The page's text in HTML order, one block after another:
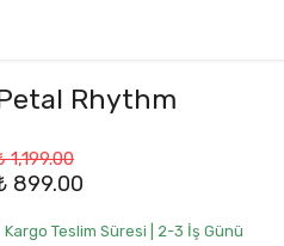
Rhythm
1,199.00
899.00
Kargo Teslim Süresi | 2-3 İş Günü